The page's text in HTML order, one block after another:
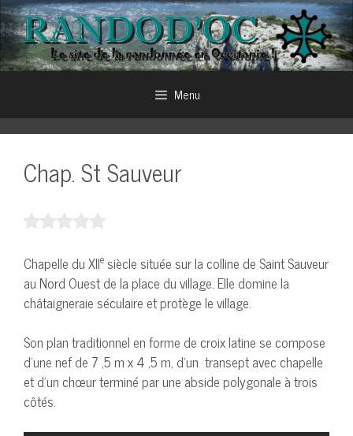
Aller
au
contenu
Menu
Chap. St Sauveur
Chapelle du XIIe siècle située sur la colline de Saint Sauveur
au Nord Ouest de la place du village. Elle domine la
châtaigneraie séculaire et protège le village.
Son plan traditionnel en forme de croix latine se compose
d’une nef de 7 ,5 m x 4 ,5 m, d’un transept avec chapelle
et d’un chœur terminé par une abside polygonale à trois
côtés.